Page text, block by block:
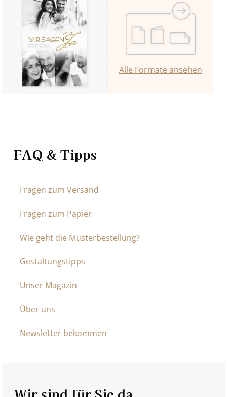
Alle Formate ansehen
FAQ & Tipps
Fragen zum Versand
Fragen zum Papier
Wie geht die Musterbestellung?
Gestaltungstipps
Unser Magazin
Über uns
Newsletter bekommen